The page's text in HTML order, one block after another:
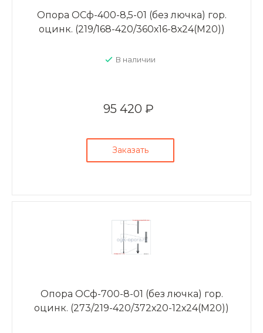
Опора ОСф-400-8,5-01 (без лючка) гор.
оцинк. (219/168-420/360х16-8х24(М20))
В наличии
95 420 ₽
Заказать
Опора ОСф-700-8-01 (без лючка) гор.
оцинк. (273/219-420/372х20-12х24(М20))